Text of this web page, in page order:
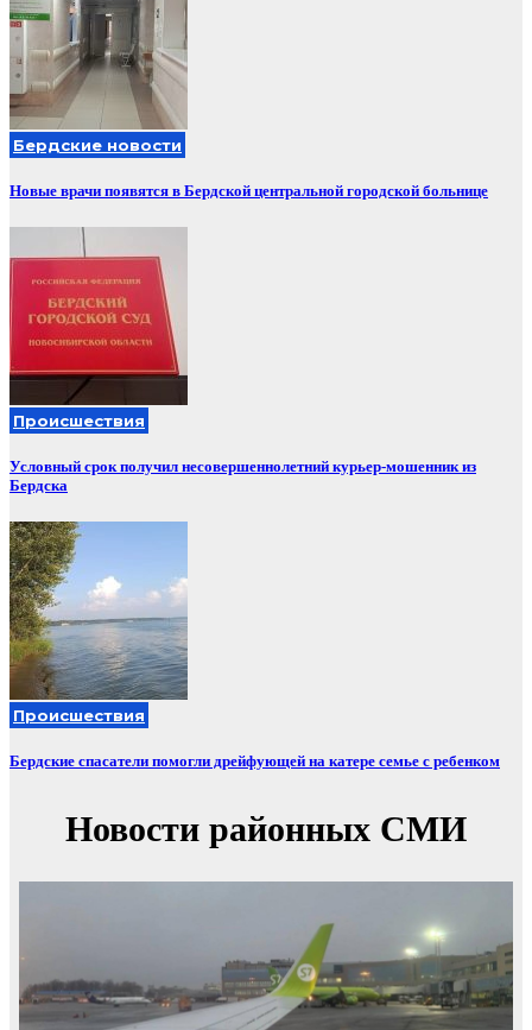
Бердские новости
Новые врачи появятся в Бердской центральной городской больнице
Происшествия
Условный срок получил несовершеннолетний курьер-мошенник из
Бердска
Происшествия
Бердские спасатели помогли дрейфующей на катере семье с ребенком